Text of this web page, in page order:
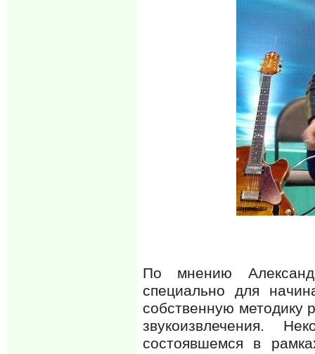
По мнению
специально для
собственную методику
звукоизвлечения.
состоявшемся в